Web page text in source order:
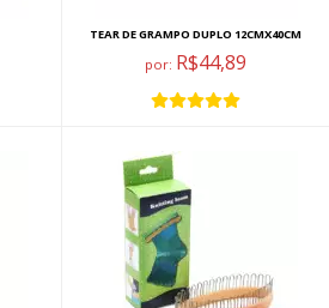
TEAR DE GRAMPO DUPLO 12CMX40CM
por: R$44,89